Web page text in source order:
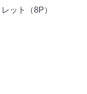
ット（8P）